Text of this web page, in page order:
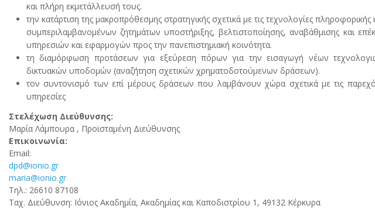
και πλήρη εκμετάλλευσή τους.
την κατάρτιση της μακροπρόθεσμης στρατηγικής σχετικά με τις τεχνολογίες πληροφορικής
συμπεριλαμβανομένων ζητημάτων υποστήριξης, βελτιστοποίησης, αναβάθμισης και
υπηρεσιών και εφαρμογών προς την πανεπιστημιακή κοινότητα.
τη διαμόρφωση προτάσεων για εξεύρεση πόρων για την εισαγωγή νέων
δικτυακών υποδομών (αναζήτηση σχετικών χρηματοδοτούμενων δράσεων).
τον συντονισμό των επί μέρους δράσεων που λαμβάνουν χώρα σχετικά με τις
υπηρεσίες
Στελέχωση Διεύθυνσης:
Μαρία Λάμπουρα , Προϊσταμένη Διεύθυνσης
Επικοινωνία:
Email:
dpd@ionio.gr
maria@ionio.gr
Tηλ.: 26610 87108
Ταχ. Διεύθυνση: Ιόνιος Ακαδημία, Ακαδημίας και Καποδιστρίου 1, 49132 Κέρκυρα